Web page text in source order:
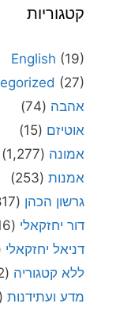
קטגוריות
English (19)
(27)
אהבה (74)
אוטיזם (15)
אמונה (1,277)
אמנות (253)
גרשון הכהן (817)
דור יחזקאלי (16)
דניאל יחזקאלי
ללא קטגוריה (162)
מדע ועתידנות (135)